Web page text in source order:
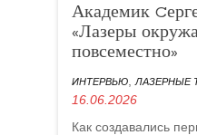
Академик
«Лазеры
повсеместно»
ИНТЕРВЬЮ ЛАЗЕРНЫЕ
16.06.2026
Как создавались